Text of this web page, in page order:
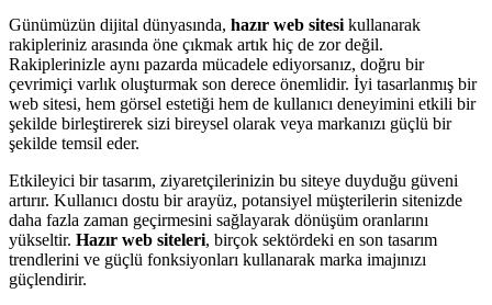
Günümüzün dijital dünyasında, hazır web sitesi kullanarak
rakipleriniz arasında öne çıkmak artık hiç de zor değil.
Rakiplerinizle aynı pazarda mücadele ediyorsanız, doğru bir
çevrimiçi varlık oluşturmak son derece önemlidir. İyi tasarlanmış bir
web sitesi, hem görsel estetiği hem de kullanıcı deneyimini etkili bir
şekilde birleştirerek sizi bireysel olarak veya markanızı güçlü bir
şekilde temsil eder.
Etkileyici bir tasarım, ziyaretçilerinizin bu siteye duyduğu güveni
artırır. Kullanıcı dostu bir arayüz, potansiyel müşterilerin sitenizde
daha fazla zaman geçirmesini sağlayarak dönüşüm oranlarını
yükseltir. Hazır web siteleri, birçok sektördeki en son tasarım
trendlerini ve güçlü fonksiyonları kullanarak marka imajınızı
güçlendirir.